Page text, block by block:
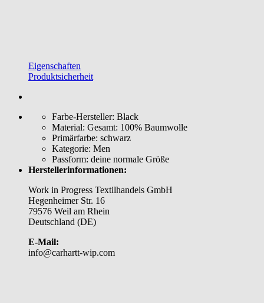
Eigenschaften
Produktsicherheit
Farbe-Hersteller: Black
Material: Gesamt: 100% Baumwolle
Primärfarbe: schwarz
Kategorie: Men
Passform: deine normale Größe
Herstellerinformationen:
Work in Progress Textilhandels GmbH
Hegenheimer Str. 16
79576 Weil am Rhein
Deutschland (DE)
E-Mail:
info@carhartt-wip.com